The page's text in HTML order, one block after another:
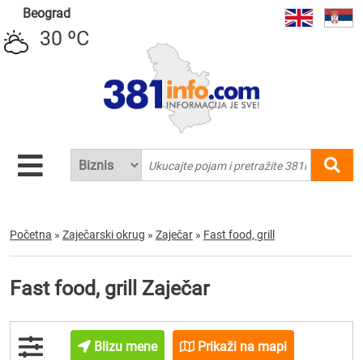
Beograd
30 ºC
Početna » Zaječarski okrug » Zaječar » Fast food, grill
Fast food, grill Zaječar
Blizu mene Prikaži na mapi